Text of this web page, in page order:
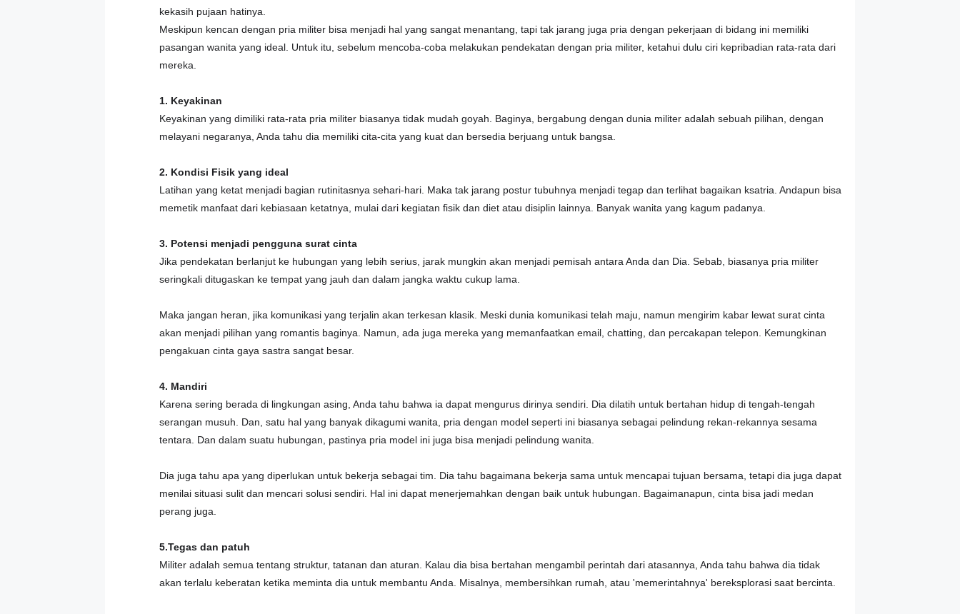
kekasih pujaan hatinya.
Meskipun kencan dengan pria militer bisa menjadi hal yang sangat menantang, tapi tak jarang juga pria dengan pekerjaan di bidang ini memiliki
pasangan wanita yang ideal. Untuk itu, sebelum mencoba-coba melakukan pendekatan dengan pria militer, ketahui dulu ciri kepribadian rata-rata dari
mereka.
1. Keyakinan
Keyakinan yang dimiliki rata-rata pria militer biasanya tidak mudah goyah. Baginya, bergabung dengan dunia militer adalah sebuah pilihan, dengan
melayani negaranya, Anda tahu dia memiliki cita-cita yang kuat dan bersedia berjuang untuk bangsa.
2. Kondisi Fisik yang ideal
Latihan yang ketat menjadi bagian rutinitasnya sehari-hari. Maka tak jarang postur tubuhnya menjadi tegap dan terlihat bagaikan ksatria. Andapun bisa
memetik manfaat dari kebiasaan ketatnya, mulai dari kegiatan fisik dan diet atau disiplin lainnya. Banyak wanita yang kagum padanya.
3. Potensi menjadi pengguna surat cinta
Jika pendekatan berlanjut ke hubungan yang lebih serius, jarak mungkin akan menjadi pemisah antara Anda dan Dia. Sebab, biasanya pria militer
seringkali ditugaskan ke tempat yang jauh dan dalam jangka waktu cukup lama.
Maka jangan heran, jika komunikasi yang terjalin akan terkesan klasik. Meski dunia komunikasi telah maju, namun mengirim kabar lewat surat cinta
akan menjadi pilihan yang romantis baginya. Namun, ada juga mereka yang memanfaatkan email, chatting, dan percakapan telepon. Kemungkinan
pengakuan cinta gaya sastra sangat besar.
4. Mandiri
Karena sering berada di lingkungan asing, Anda tahu bahwa ia dapat mengurus dirinya sendiri. Dia dilatih untuk bertahan hidup di tengah-tengah
serangan musuh. Dan, satu hal yang banyak dikagumi wanita, pria dengan model seperti ini biasanya sebagai pelindung rekan-rekannya sesama
tentara. Dan dalam suatu hubungan, pastinya pria model ini juga bisa menjadi pelindung wanita.
Dia juga tahu apa yang diperlukan untuk bekerja sebagai tim. Dia tahu bagaimana bekerja sama untuk mencapai tujuan bersama, tetapi dia juga dapat
menilai situasi sulit dan mencari solusi sendiri. Hal ini dapat menerjemahkan dengan baik untuk hubungan. Bagaimanapun, cinta bisa jadi medan
perang juga.
5.Tegas dan patuh
Militer adalah semua tentang struktur, tatanan dan aturan. Kalau dia bisa bertahan mengambil perintah dari atasannya, Anda tahu bahwa dia tidak
akan terlalu keberatan ketika meminta dia untuk membantu Anda. Misalnya, membersihkan rumah, atau 'memerintahnya' bereksplorasi saat bercinta.